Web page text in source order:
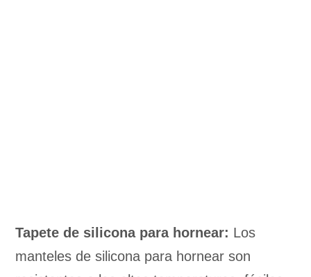
Tapete de silicona para hornear: Los
manteles de silicona para hornear son